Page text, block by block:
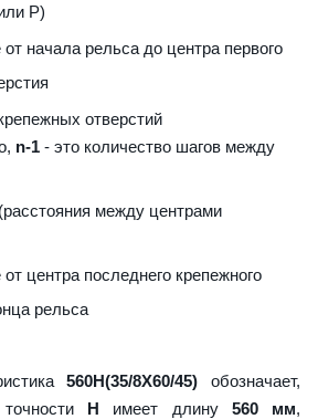
Р)
от начала рельса до центра первого
отверстий
n-1 - это количество шагов между
между центрами
центра последнего крепежного
рельса
560H(35/8X60/45) обозначает,
H имеет длину 560 мм,